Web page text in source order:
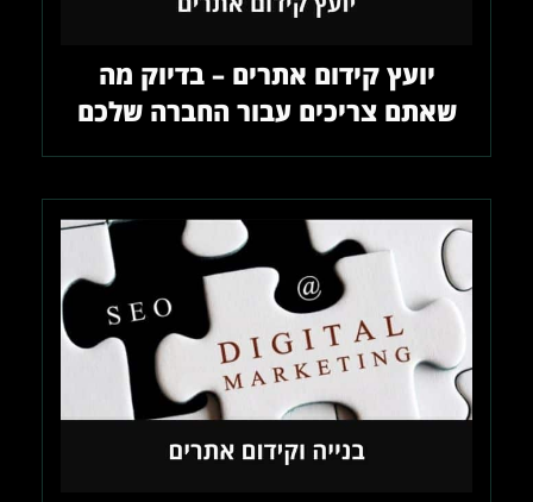
יועץ קידום אתרים – בדיוק מה
שאתם צריכים עבור החברה שלכם